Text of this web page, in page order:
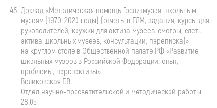
Доклад «Методическая помощь Гослитмузея школьным
музеям (1970–2020 годы) (отчеты в ГЛМ, задания, курсы для
руководителей, кружки для актива музеев, смотры, слеты
актива школьных музеев, консультации, переписка)»
на круглом столе в Общественной палате РФ «Развитие
школьных музеев в Российской Федерации: опыт,
проблемы, перспективы»
Великовская Г.В.
Отдел научно-просветительской и методической работы
28.05